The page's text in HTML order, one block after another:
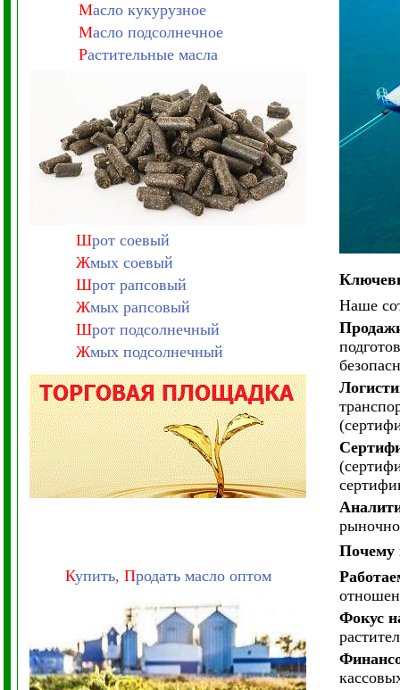
Масло кукурузное
Масло подсолнечное
Растительные масла
Шрот соевый
Жмых соевый
Шрот рапсовый
Жмых рапсовый
Шрот подсолнечный
Жмых подсолнечный
Купить, Продать масло оптом
Наше
Почему
Фокус